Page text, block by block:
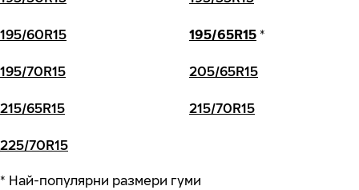
195/60R15 195/65R15 *
195/70R15 205/65R15
215/65R15 215/70R15
225/70R15
* Най-популярни размери гуми